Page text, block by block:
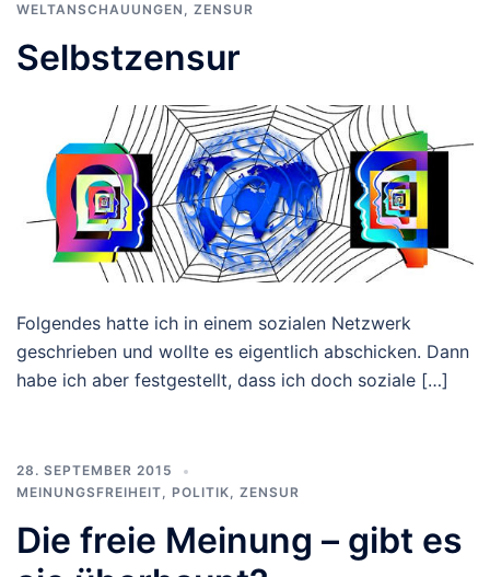
WELTANSCHAUUNGEN , ZENSUR
Selbstzensur
Folgendes hatte ich in einem sozialen Netzwerk
geschrieben und wollte es eigentlich abschicken. Dann
habe ich aber festgestellt, dass ich doch soziale […]
28. SEPTEMBER 2015
MEINUNGSFREIHEIT
POLITIK ZENSUR
Die freie Meinung – gibt es